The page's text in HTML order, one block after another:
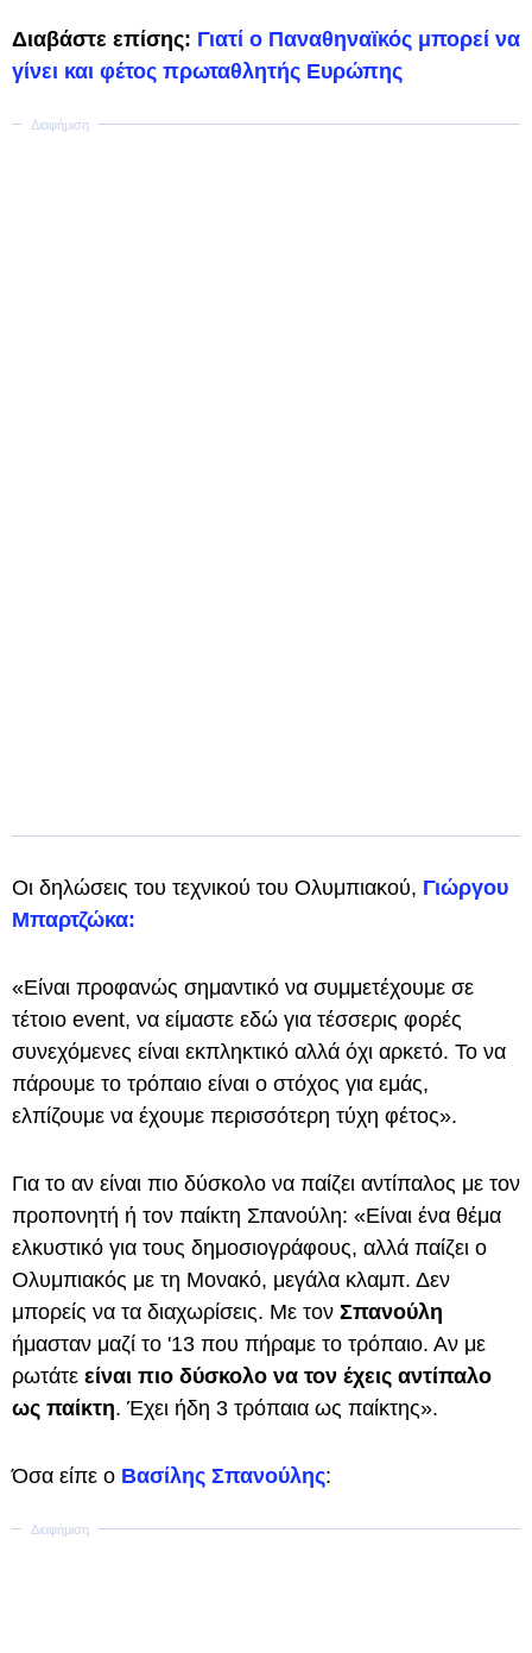
Διαβάστε επίσης: Γιατί ο Παναθηναϊκός μπορεί να
γίνει και φέτος πρωταθλητής Ευρώπης
Οι δηλώσεις του τεχνικού του Ολυμπιακού, Γιώργου
Μπαρτζώκα:
«Είναι προφανώς σημαντικό να συμμετέχουμε σε
τέτοιο event, να είμαστε εδώ για τέσσερις φορές
συνεχόμενες είναι εκπληκτικό αλλά όχι αρκετό. Το να
πάρουμε το τρόπαιο είναι ο στόχος για εμάς,
ελπίζουμε να έχουμε περισσότερη τύχη φέτος».
Για το αν είναι πιο δύσκολο να παίζει αντίπαλος με τον
προπονητή ή τον παίκτη Σπανούλη: «Είναι ένα θέμα
ελκυστικό για τους δημοσιογράφους, αλλά παίζει ο
Ολυμπιακός με τη Μονακό, μεγάλα κλαμπ. Δεν
μπορείς να τα διαχωρίσεις. Με τον Σπανούλη
ήμασταν μαζί το '13 που πήραμε το τρόπαιο. Αν με
ρωτάτε είναι πιο δύσκολο να τον έχεις αντίπαλο
ως παίκτη. Έχει ήδη 3 τρόπαια ως παίκτης».
Όσα είπε ο Βασίλης Σπανούλης: